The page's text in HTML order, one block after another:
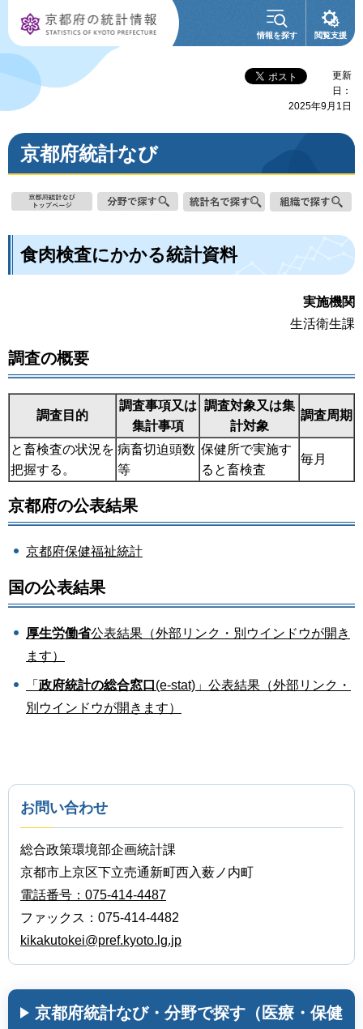
京都府の統計情
報
情報を探す 閲覧支援
更新
日：
2025年9月1日
京都府統計なび
食肉検査にかかる統計資料
実施機関
生活衛生課
調査の概要
調査目的
調査事項又は
集計事項
調査対象又は集
計対象
調査周期
と畜検査の状況を
把握する。
病畜切迫頭数
等
保健所で実施す
ると畜検査
毎月
京都府の公表結果
京都府保健福祉統計
国の公表結果
厚生労働省公表結果（外部リンク・別ウインドウが開き
ます）
「 政府統計の総合窓口 (e-stat)」公表結果（外部リンク・
別ウインドウが開きます）
お問い合わせ
総合政策環境部企画統計課
京都市上京区下立売通新町西入薮ノ内町
電話番号：075-414-4487
ファックス：075-414-4482
kikakutokei@pref.kyoto.lg.jp
京都府統計なび・分野で探す（医療・保健